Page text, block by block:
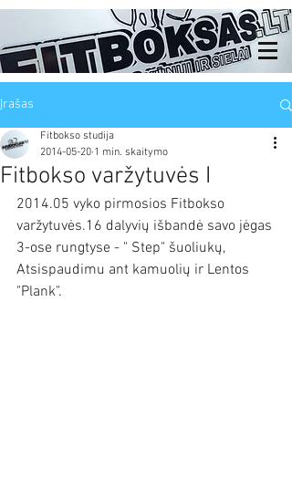
Įrašas
Fitbokso varžytuvės I
Fitbokso studija
2014-05-20 1 min. skaitymo
2014.05 vyko pirmosios Fitbokso
varžytuvės.16 dalyvių išbandė savo jėgas
3-ose rungtyse - " Step" šuoliukų,
Atsispaudimu ant kamuolių ir Lentos
"Plank".